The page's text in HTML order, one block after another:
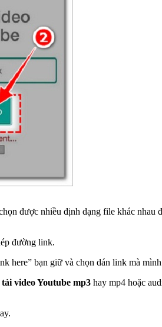
được nhiều định dạng file khác
đường link.
here” bạn giữ và chọn dán link mà
tải video Youtube mp3 hay mp4 hoặc